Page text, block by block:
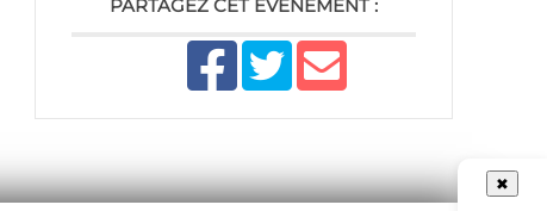
PARTAGEZ CET ÉVÈNEMENT :
✖